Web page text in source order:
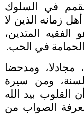
في السلوك
زمانه الذين لا
المتدين،
في الحب.
مجادلا، ومدحضا
ومن سيرة
القلوب بيد الله
الصواب من